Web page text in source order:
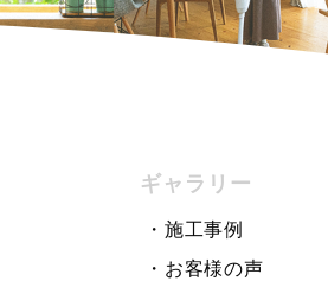
ギャラリー
・施工事例
・お客様の声